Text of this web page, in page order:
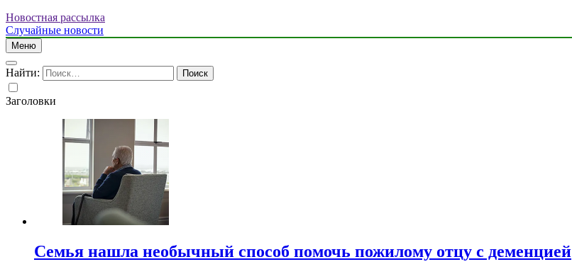
Новостная рассылка
Случайные новости
Меню
Найти:
Заголовки
Семья нашла необычный способ помочь пожилому отцу с деменцией